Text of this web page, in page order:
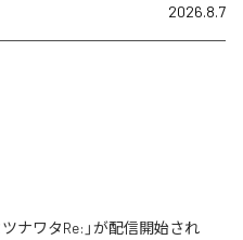
2026.8.7
ナワタRe:」が配信開始され